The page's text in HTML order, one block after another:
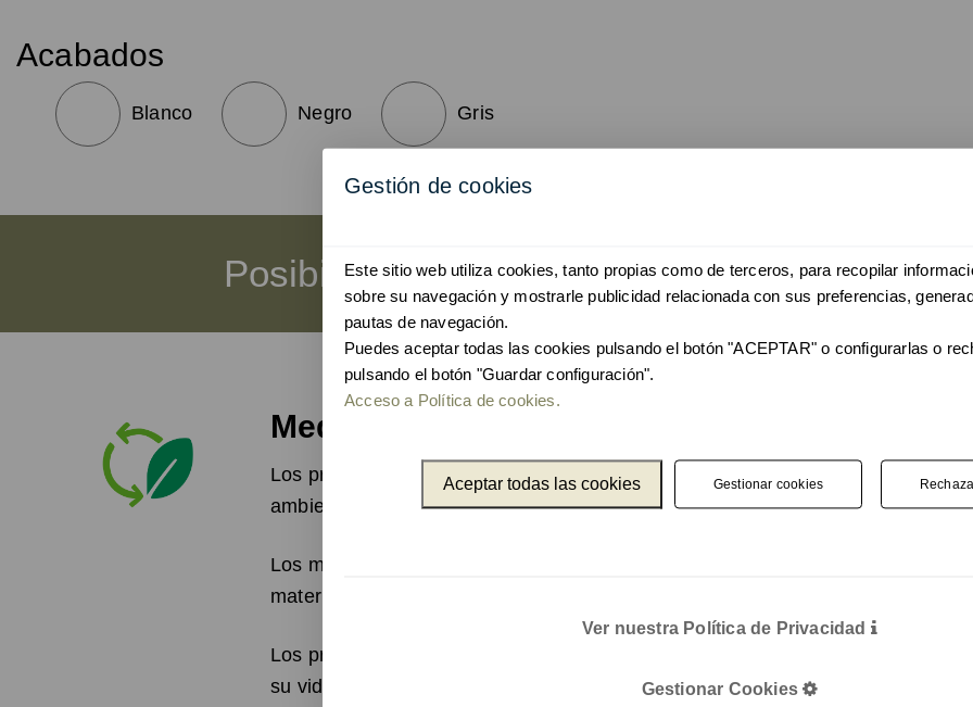
Acabados
Blanco Negro Gris
Posibilidad de personalizar colores y
Medio ambiente y sostenibilidad
Los productos de Unnom se han diseñado con un estudio previo para reducir
ambiente durante su proceso de producción.
Los materiales utilizados son de origen reciclado en un alto porcentaje, lo que
materia prima para su fabricación.
Los productos conformados en diferentes materiales son fácilmente
su vida útil. Reciclando ayudamos a reducir el daño producido al medio
Gestión de cookies
Este sitio web utiliza cookies, tanto propias como de terceros, para recopilar
sobre su navegación y mostrarle publicidad relacionada con sus preferencias,
pautas de navegación.
Puedes aceptar todas las cookies pulsando el botón "ACEPTAR" o configurarlas o
pulsando el botón "Guardar configuración".
Acceso a Política de cookies.
Aceptar todas las cookies Gestionar cookies
Ver nuestra Política de Privacidad
Gestionar Cookies